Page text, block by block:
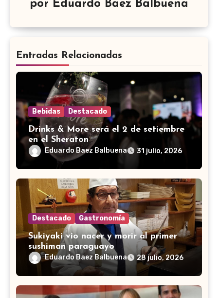
por Eduardo Baez Balbuena
Entradas Relacionadas
Bebidas Destacado
Drinks & More será el 2 de setiembre
en el Sheraton
Eduardo Baez Balbuena 31 julio, 2026
Destacado Gastronomía
Sukiyaki vio nacer y morir al primer
sushiman paraguayo
Eduardo Baez Balbuena 28 julio, 2026